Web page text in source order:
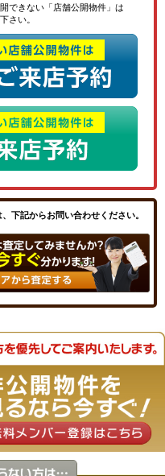
できない「店舗公開物件」は
さい。
下記からお問い合わせください。